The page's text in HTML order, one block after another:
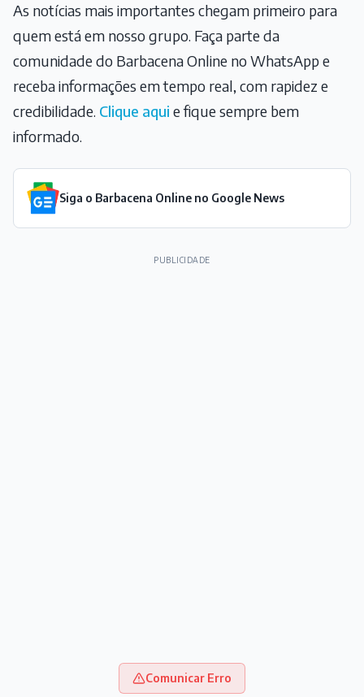
As notícias mais importantes chegam primeiro para
quem está em nosso grupo. Faça parte da
comunidade do Barbacena Online no WhatsApp e
receba informações em tempo real, com rapidez e
credibilidade. Clique aqui e fique sempre bem
informado.
Siga o Barbacena Online no Google News
PUBLICIDADE
Comunicar Erro